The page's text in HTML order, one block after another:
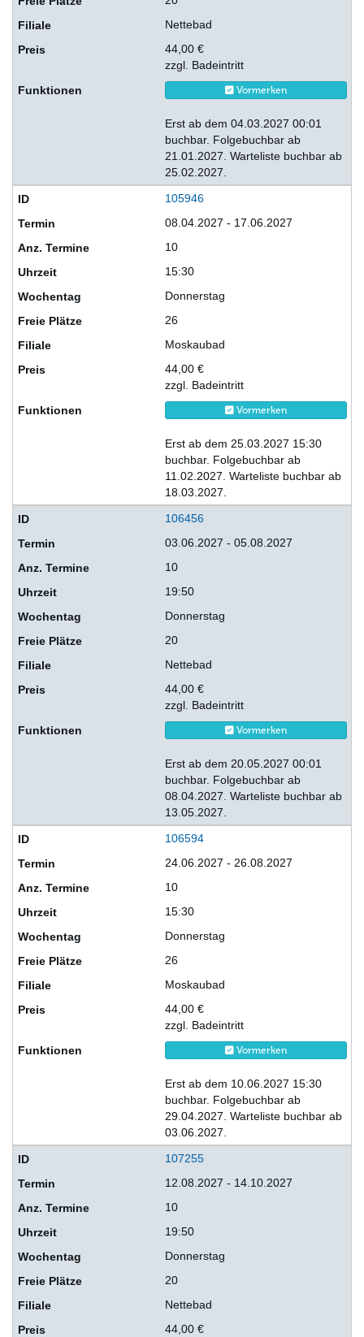
Nettebad
44,00 €
zzgl. Badeintritt
Vormerken
Erst ab dem 04.03.2027 00:01
buchbar. Folgebuchbar ab
21.01.2027. Warteliste buchbar ab
25.02.2027.
105946
08.04.2027 - 17.06.2027
10
15:30
Donnerstag
26
Moskaubad
44,00 €
zzgl. Badeintritt
Vormerken
Erst ab dem 25.03.2027 15:30
buchbar. Folgebuchbar ab
11.02.2027. Warteliste buchbar ab
18.03.2027.
106456
03.06.2027 - 05.08.2027
10
19:50
Donnerstag
20
Nettebad
44,00 €
zzgl. Badeintritt
Vormerken
Erst ab dem 20.05.2027 00:01
buchbar. Folgebuchbar ab
08.04.2027. Warteliste buchbar ab
13.05.2027.
106594
24.06.2027 - 26.08.2027
10
15:30
Donnerstag
26
Moskaubad
44,00 €
zzgl. Badeintritt
Vormerken
Erst ab dem 10.06.2027 15:30
buchbar. Folgebuchbar ab
29.04.2027. Warteliste buchbar ab
03.06.2027.
107255
12.08.2027 - 14.10.2027
10
19:50
Donnerstag
20
Nettebad
44,00 €